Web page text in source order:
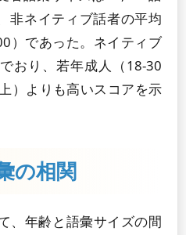
非ネイティブ話者の平均
）であった。ネイティブ
おり、若年成人（18-30
）よりも高いスコアを示
の相関
、年齢と語彙サイズの間